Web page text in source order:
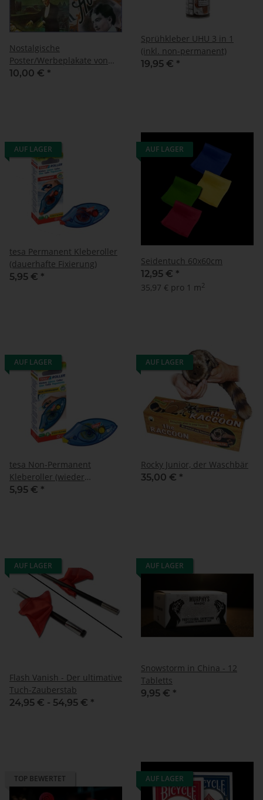
Nostalgische
Poster/Werbeplakate von
Houdini, Kellar, Thurston
10,00 € *
Sprühkleber UHU 3 in 1
(inkl. non-permanent)
19,95 € *
AUF LAGER
tesa Permanent Kleberoller
(dauerhafte Fixierung)
5,95 € *
AUF LAGER
Seidentuch 60x60cm
12,95 € *
35,97 € pro 1 m2
AUF LAGER
tesa Non-Permanent
Kleberoller (wieder
ablösbar)
5,95 € *
AUF LAGER
Rocky Junior, der Waschbär
35,00 € *
AUF LAGER
Flash Vanish - Der ultimative
Tuch-Zauberstab
24,95 € - 54,95 € *
AUF LAGER
Snowstorm in China - 12
Tabletts
9,95 € *
TOP BEWERTET AUF LAGER